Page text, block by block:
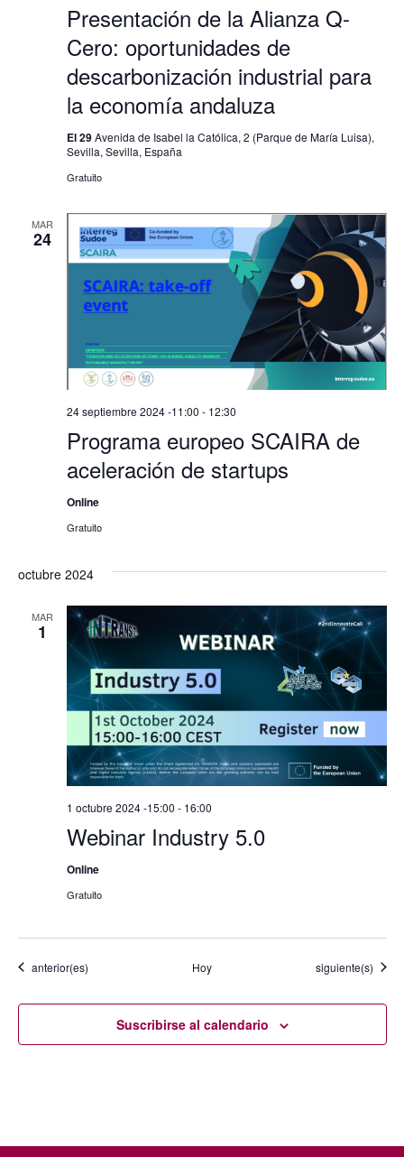
Presentación de la Alianza Q-
Cero: oportunidades de
descarbonización industrial para
la economía andaluza
El 29Avenida de Isabel la Católica, 2 (Parque de María Luisa),
Sevilla, Sevilla, España
Gratuito
MAR
24
Programa europeo SCAIRA de
aceleración de startups
24 septiembre 2024 -11:00 - 12:30
Online
Gratuito
octubre 2024
MAR
1
Webinar Industry 5.0
1 octubre 2024 -15:00 - 16:00
Online
Gratuito
Eventos
anterior(es) Hoy Eventos
siguiente(s)
Suscribirse al calendario